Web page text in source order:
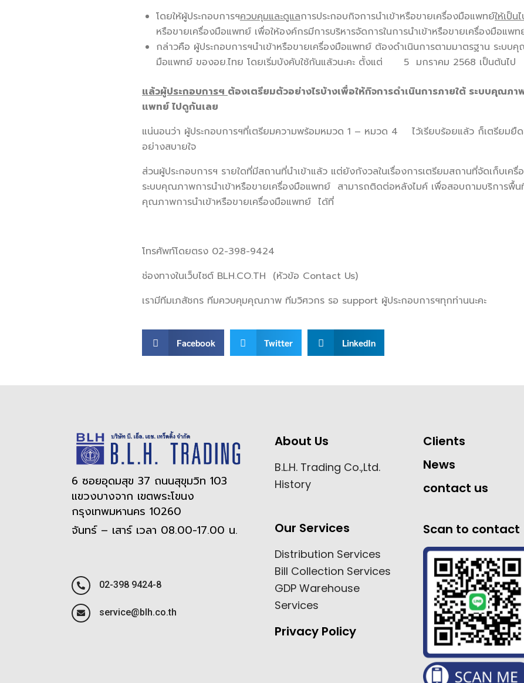
โดยให้ผู้ประกอบการฯควบคุมและดูแลการประกอบกิจการนำเข้าหรือขายเครื่องมือแพทย์ให้เป็
หรือขายเครื่องมือแพทย์ เพื่อให้องค์กรมีการบริหารจัดการในการนำเข้าหรือขายเครื่องมือแพท
กล่าวคือ ผู้ประกอบการฯนำเข้าหรือขายเครื่องมือแพทย์ ต้องดำเนินการตามมาตรฐาน ระบบ
มือแพทย์ ของอย.ไทย โดยเริ่มบังคับใช้กันแล้วนะคะ ตั้งแต่ 5 มกราคม 2568 เป็นต้นไป
แล้วผู้ประกอบการฯต้องเตรียมตัวอย่างไรบ้างเพื่อให้กิจการดำเนินการภายใต้ ระบบคุณภา
แพทย์ ไปดูกันเลย
แน่นอนว่า ผู้ประกอบการฯที่เตรียมความพร้อมหมวด 1 – หมวด 4 ไว้เรียบร้อยแล้ว ก็เตรีย
อย่างสบายใจ
ส่วนผู้ประกอบการฯ รายใดที่มีสถานที่นำเข้าแล้ว แต่ยังกังวลในเรื่องการเตรียมสถานที่จัดเก็บเ
ระบบคุณภาพการนำเข้าหรือขายเครื่องมือแพทย์ สามารถติดต่อหลังไมค์ เพื่อสอบถามบริการพื้
คุณภาพการนำเข้าหรือขายเครื่องมือแพทย์ ได้ที่
โทรศัพท์โดยตรง 02-398-9424
ช่องทางในเว็บไซต์ BLH.CO.TH (หัวข้อ Contact Us)
เรามีทีมเภสัชกร ทีมควบคุมคุณภาพ ทีมวิศวกร รอ support ผู้ประกอบการฯทุกท่านนะคะ
Facebook Twitter LinkedIn
6 ซอยอุดมสุข 37 ถนนสุขุมวิท 103
แขวงบางจาก เขตพระโขนง
กรุงเทพมหานคร 10260
จันทร์ – เสาร์ เวลา 08.00-17.00 น.
02-398 9424-8
service@blh.co.th
About Us
B.L.H. Trading Co.,Ltd.
History
Our Services
Distribution Services
Bill Collection Services
GDP Warehouse
Services
Privacy Policy
Clients
News
contact us
Scan to contact